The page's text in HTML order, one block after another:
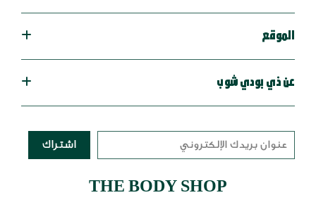
الموقع
عن ذي بودي شوب
اشتراك
THE BODY SHOP